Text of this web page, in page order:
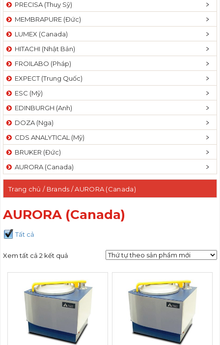
PRECISA (Thuỵ Sỹ)
MEMBRAPURE (Đức)
LUMEX (Canada)
HITACHI (Nhật Bản)
FROILABO (Pháp)
EXPECT (Trung Quốc)
ESC (Mỹ)
EDINBURGH (Anh)
DOZA (Nga)
CDS ANALYTICAL (Mỹ)
BRUKER (Đức)
AURORA (Canada)
Trang chủ / Brands / AURORA (Canada)
AURORA (Canada)
Tất cả
Xem tất cả 2 kết quả